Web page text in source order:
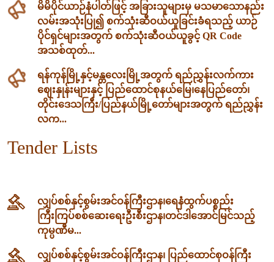
မိမိပိုင်ယာဉ်နံပါတ်ဖြင့် အခြားသူများမှ မသမာသောနည်း
လမ်းအသုံးပြု၍ စက်သုံးဆီဝယ်ယူခြင်းခံရသည့် ယာဉ်
ပိုင်ရှင်များအတွက် စက်သုံးဆီဝယ်ယူခွင့် QR Code
အသစ်ထုတ်...
ရန်ကုန်မြို့နှင့်မန္တလေးမြို့အတွက် ရည်ညွှန်းလက်ကား
ဈေးနှုန်းများနှင့် ပြည်ထောင်စုနယ်မြေ၊နေပြည်တော်၊
တိုင်းဒေသကြီး/ပြည်နယ်မြို့တော်များအတွက် ရည်ညွှန်း
လက...
Tender Lists
လျှပ်စစ်နှင့်စွမ်းအင်ဝန်ကြီးဌာန၊‌ရေနံထွက်ပစ္စည်း
ကြီးကြပ်စစ်ဆေးရေးဦးစီးဌာန၊တင်ဒါအောင်မြင်သည့်
ကုမ္ပဏီမ...
လျှပ်စစ်နှင့်စွမ်းအင်ဝန်ကြီးဌာန၊ ပြည်ထောင်စုဝန်ကြီး